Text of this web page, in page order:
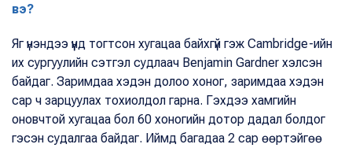
вэ?
Яг үнэндээ үүнд тогтсон хугацаа байхгүй гэж Cambridge-ийн
их сургуулийн сэтгэл судлаач Benjamin Gardner хэлсэн
байдаг. Заримдаа хэдэн долоо хоног, заримдаа хэдэн
сар ч зарцуулах тохиолдол гарна. Гэхдээ хамгийн
оновчтой хугацаа бол 60 хоногийн дотор дадал болдог
гэсэн судалгаа байдаг. Иймд багадаа 2 сар өөртэйгөө